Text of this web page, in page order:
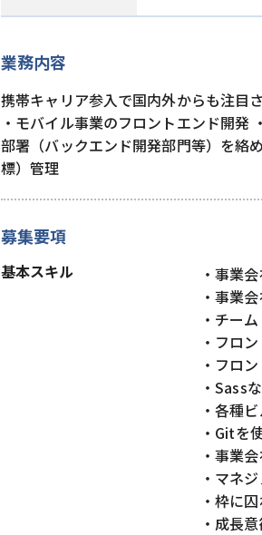
業務内容
携帯キャリア参入で国内外からも注目
・モバイル事業のフロントエンド開
部署（バックエンド開発部門等）を絡
標）管理
募集要項
基本スキル
・事業
・事業
・チー
・フロ
・フロ
・Sass
・各種
・Gitを
・事業
・マネ
・枠に
・成長